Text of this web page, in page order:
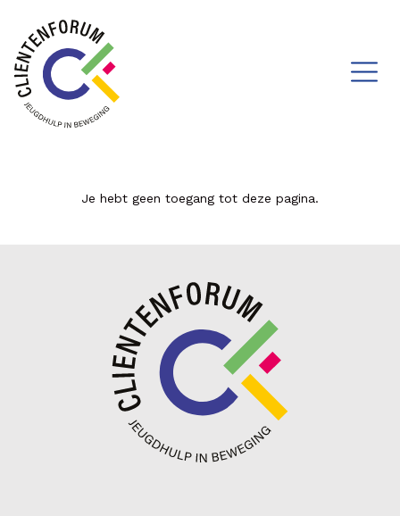
Je hebt geen toegang tot deze pagina.